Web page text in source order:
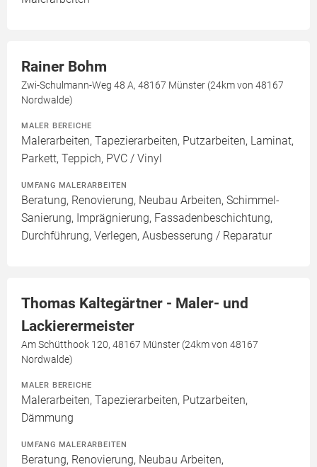
Rainer Bohm
Zwi-Schulmann-Weg 48 A, 48167 Münster (24km von 48167
Nordwalde)
MALER BEREICHE
Malerarbeiten, Tapezierarbeiten, Putzarbeiten, Laminat,
Parkett, Teppich, PVC / Vinyl
UMFANG MALERARBEITEN
Beratung, Renovierung, Neubau Arbeiten, Schimmel-
Sanierung, Imprägnierung, Fassadenbeschichtung,
Durchführung, Verlegen, Ausbesserung / Reparatur
Thomas Kaltegärtner - Maler- und
Lackierermeister
Am Schütthook 120, 48167 Münster (24km von 48167
Nordwalde)
MALER BEREICHE
Malerarbeiten, Tapezierarbeiten, Putzarbeiten,
Dämmung
UMFANG MALERARBEITEN
Beratung, Renovierung, Neubau Arbeiten,